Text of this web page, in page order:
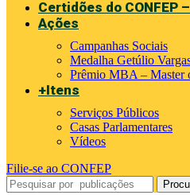
Certidões do CONFEP
Ações
Campanhas Sociais
Medalha Getúlio
Prêmio MBA – Master
+Itens
Serviços Públicos
Casas Parlamentares
Vídeos
Filie-se ao CONFEP